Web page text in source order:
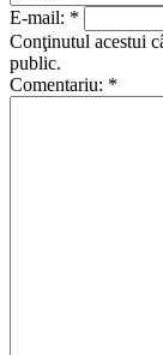
E-mail: *
Conţinutul acestui
public.
Comentariu: *